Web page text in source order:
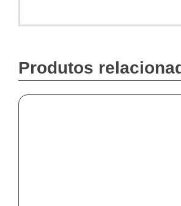
Produtos